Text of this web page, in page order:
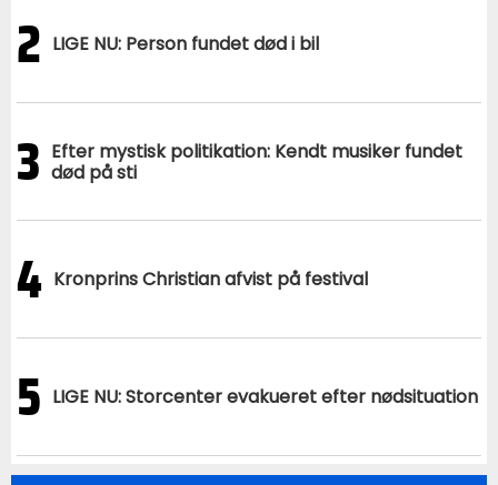
2 LIGE NU: Person fundet død i bil
3 Efter mystisk politikation: Kendt musiker fundet
død på sti
4 Kronprins Christian afvist på festival
5 LIGE NU: Storcenter evakueret efter nødsituation